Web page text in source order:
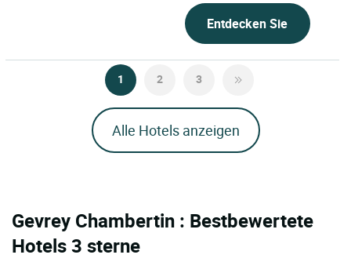
Entdecken Sie
1 2 3
Alle Hotels anzeigen
Gevrey Chambertin : Bestbewertete
Hotels 3 sterne